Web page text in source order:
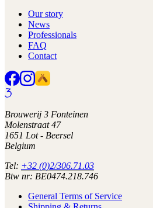
Our story
News
Professionals
FAQ
Contact
Brouwerij 3 Fonteinen
Molenstraat 47
1651 Lot - Beersel
Belgium
Tel: +32 (0)2/306.71.03
Btw nr: BE0474.218.746
General Terms of Service